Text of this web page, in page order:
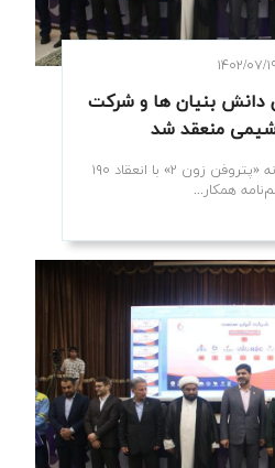
۱۴۰۲/۰۷/۱۹
دانش بنیان ها و شرکت
منعقد شد
اختتامیه رویداد فناورانه «پتروفن زون ۲» با انعقاد ۱۹۰
همکار...